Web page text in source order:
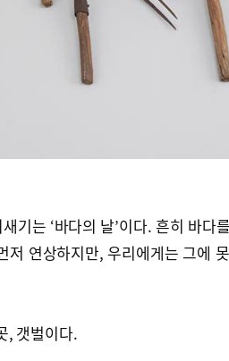
기는 ‘바다의 날’이다. 흔히 바다
저 연상하지만, 우리에게는 그에
, 갯벌이다.